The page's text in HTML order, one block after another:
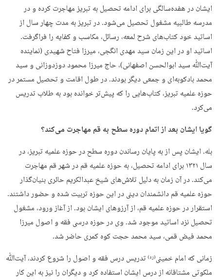
ایشان در هفده‌سالگی برای ادامه تحصیل به تبریز مهاجرت کرده و در
مدرسه طالبیه مشغول تحصیل می‌شود. در تبریز به مدت چهار سال از
اساتید خود کتاب‌های شرح لمعه، رسائل، مکاسب و کفایه را فراگرفت.
اساتید او در این زمان سید مهدی انگجی، میرزا فتاح شهیدی (نماینده
آیت‌ﷲ سید ابوالحسن اصفهانی)، حاج میرزا محمود دوزدوزانی و سید
محمد بادکوبه‌ای و جمعی دیگر بودند. در طول اقامت و تحصیل مستمر در
حوزه علمیه تبریز، کتاب‌هایی را که پیش‌تر خوانده بود به طلاب تدریس
می‌کرد.
گویا ایشان بعد از اتمام دوره سطح به قم مهاجرت می‌کند؟
بله. ایشان پس از به پایان رساندن دوره سطح در حوزه علمیه تبریز، در
سال ۱۳۲۱ برای ادامه تحصیل، به حوزه علمیه قم در شهر قم مهاجرت
می‌کند. در آن زمان به دلیل تلاش‌های شیخ عبدالکریم حائری بنیان‌گذار
حوزه علمیه قم دانشمندان دینی در این حوزه تربیت شده و حضور داشتند.
استقرار در حوزه علمیه قم، از آرزوهای ایشان بود. از آغاز ورود، مشغول
تحصیل نزد اساتید موجود شد. وی در حوزه درسی فقه و اصول میرزا
محمد فیض قمی، سید محمد حجت کوه کمری حاضر شد.
زمانی که امام خمینی(ره) تدریس درس فقه و اصول را شروع کردند، آیت‌ﷲ
ملکوتی مشتاقانه از درس ایشان استفاده کرد و دیگران را نیز به این کار